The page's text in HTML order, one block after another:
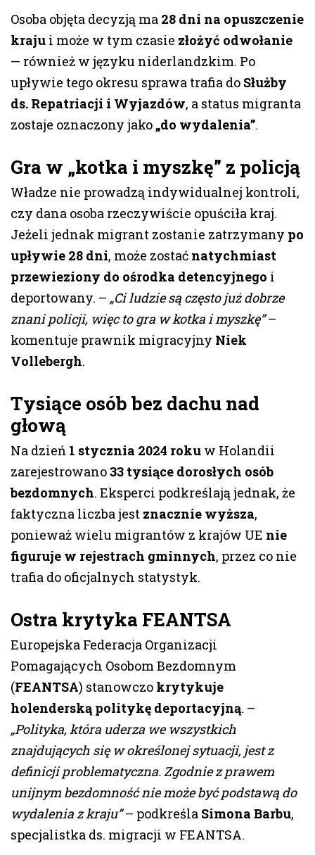
Osoba objęta decyzją ma 28 dni na opuszczenie
kraju i może w tym czasie złożyć odwołanie
— również w języku niderlandzkim. Po
upływie tego okresu sprawa trafia do Służby
ds. Repatriacji i Wyjazdów, a status migranta
zostaje oznaczony jako „do wydalenia”.
Gra w „kotka i myszkę” z policją
Władze nie prowadzą indywidualnej kontroli,
czy dana osoba rzeczywiście opuściła kraj.
Jeżeli jednak migrant zostanie zatrzymany po
upływie 28 dni, może zostać natychmiast
przewieziony do ośrodka detencyjnego i
deportowany. – „Ci ludzie są często już dobrze
znani policji, więc to gra w kotka i myszkę”–
komentuje prawnik migracyjny Niek
Vollebergh.
Tysiące osób bez dachu nad
głową
Na dzień 1 stycznia 2024 roku w Holandii
zarejestrowano33 tysiące dorosłych osób
bezdomnych. Eksperci podkreślają jednak, że
faktyczna liczba jest znacznie wyższa,
ponieważ wielu migrantów z krajów UE nie
figuruje w rejestrach gminnych, przez co nie
trafia do oficjalnych statystyk.
Ostra krytyka FEANTSA
Europejska Federacja Organizacji
Pomagających Osobom Bezdomnym
(FEANTSA) stanowczo krytykuje
holenderską politykę deportacyjną. –
„Polityka, która uderza we wszystkich
znajdujących się w określonej sytuacji, jest z
definicji problematyczna. Zgodnie z prawem
unijnym bezdomność nie może być podstawą do
wydalenia z kraju”– podkreśla Simona Barbu,
specjalistka ds. migracji w FEANTSA.